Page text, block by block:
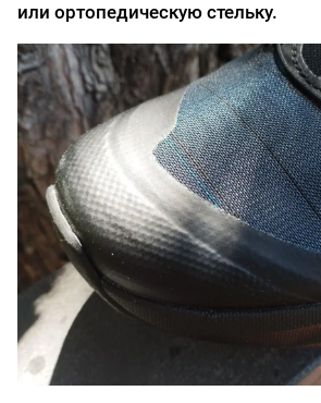
или ортопедическую стельку.